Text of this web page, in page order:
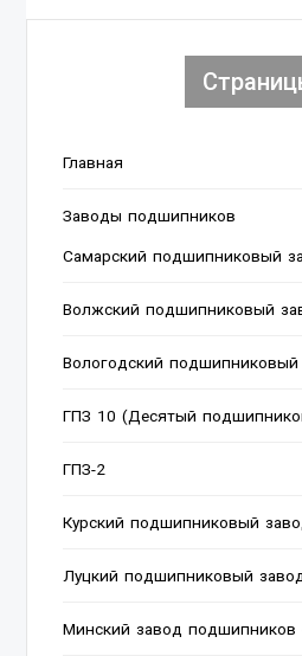
Главная
Заводы подшипников
Cамарский подшипниковый
Волжский подшипниковый
Вологодский
ГПЗ 10 (Десятый
ГПЗ-2
Курский подшипниковый
Луцкий подшипниковый
Минский завод подшипников